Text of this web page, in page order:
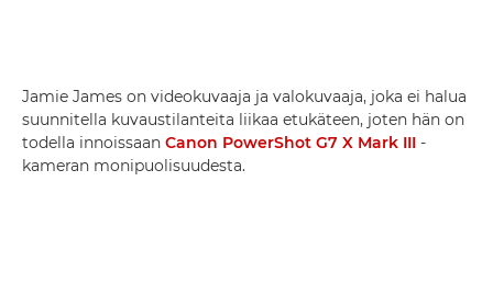
Jamie James on videokuvaaja ja valokuvaaja, joka ei halua
suunnitella kuvaustilanteita liikaa etukäteen, joten hän on
todella innoissaan Canon PowerShot G7 X Mark III -
kameran monipuolisuudesta.